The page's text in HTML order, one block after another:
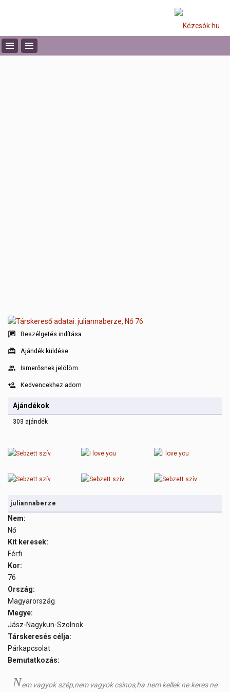
Beszélgetés indítása
Ajándék küldése
Ismerősnek jelölöm
Kedvencekhez adom
Ajándékok
303 ajándék
juliannaberze
Nem:
Nő
Kit keresek:
Férfi
Kor:
76
Ország:
Magyarország
Megye:
Jász-Nagykun-Szolnok
Társkeresés célja:
Párkapcsolat
Bemutatkozás:
Nem vagyok szép,nem vagyok csinos,ha nem kellek ne keres ne